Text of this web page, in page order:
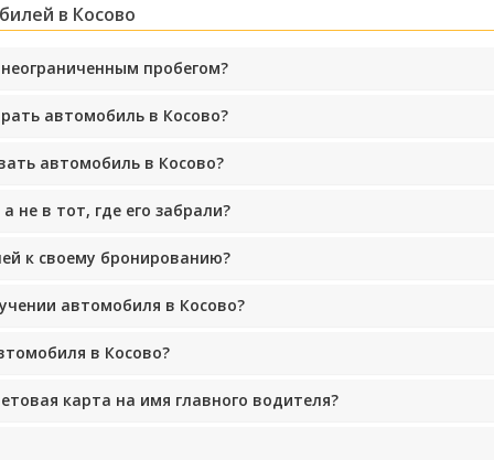
Лучшие сбережения
предложениям партнёров
Войти с помощью eLink
в Косово
пробегом?
автомобиль в Косово?
автомобиль в Косово?
не в тот, где его забрали?
к своему бронированию?
автомобиля в Косово?
в Косово?
карта на имя главного водителя?